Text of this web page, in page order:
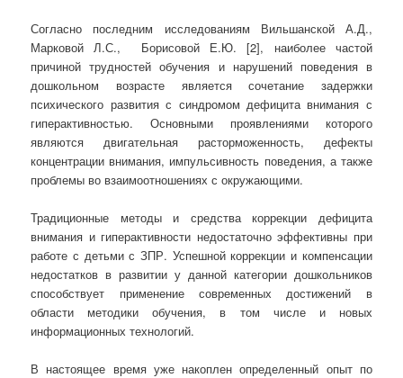
Согласно последним исследованиям Вильшанской А.Д.,
Марковой Л.С., Борисовой Е.Ю. [2], наиболее частой
причиной трудностей обучения и нарушений поведения в
дошкольном возрасте является сочетание задержки
психического развития с синдромом дефицита внимания с
гиперактивностью. Основными проявлениями которого
являются двигательная расторможенность, дефекты
концентрации внимания, импульсивность поведения, а также
проблемы во взаимоотношениях с окружающими.
Традиционные методы и средства коррекции дефицита
внимания и гиперактивности недостаточно эффективны при
работе с детьми с ЗПР. Успешной коррекции и компенсации
недостатков в развитии у данной категории дошкольников
способствует применение современных достижений в
области методики обучения, в том числе и новых
информационных технологий.
В настоящее время уже накоплен определенный опыт по